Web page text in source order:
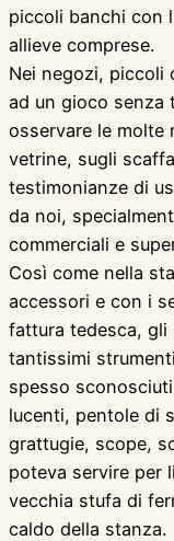
piccoli banchi con
allieve comprese.
Nei negozi, piccoli
ad un gioco senza
osservare le molte
vetrine, sugli
testimonianze di
da noi,
commerciali e
Così come nella
accessori e con i
fattura tedesca,
tantissimi
spesso
lucenti, pentole di
grattugie, scope,
poteva servire per
vecchia stufa di
caldo della stanza.